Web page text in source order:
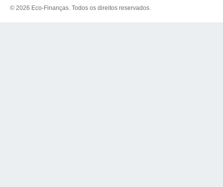
© 2026 Eco-Finanças. Todos os direitos reservados.